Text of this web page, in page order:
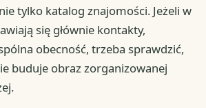
tylko katalog znajomości. Jeżeli w
się głównie kontakty,
obecność, trzeba sprawdzić,
buduje obraz zorganizowanej